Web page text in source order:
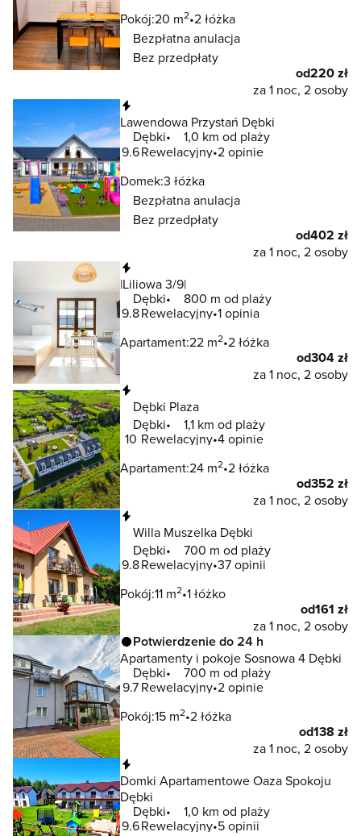
Pokój:20 m2 2 łóżka
Bezpłatna anulacja
Bez przedpłaty
od220 zł
za 1 noc, 2 osoby
Lawendowa Przystań Dębki
Dębki
1,0 km od plaży
9.6Rewelacyjny 2 opinie
Domek:3 łóżka
Bezpłatna anulacja
Bez przedpłaty
od402 zł
za 1 noc, 2 osoby
|Liliowa 3/9|
Dębki
800 m od plaży
9.8Rewelacyjny 1 opinia
Apartament:22 m2 2 łóżka
od304 zł
za 1 noc, 2 osoby
Dębki Plaza
Dębki
1,1 km od plaży
10 Rewelacyjny 4 opinie
Apartament:24 m2 2 łóżka
od352 zł
za 1 noc, 2 osoby
Willa Muszelka Dębki
Dębki
700 m od plaży
9.8Rewelacyjny 37 opinii
Pokój:11 m2 1 łóżko
od161 zł
za 1 noc, 2 osoby
Potwierdzenie do 24 h
Apartamenty i pokoje Sosnowa 4 Dębki
Dębki
700 m od plaży
9.7Rewelacyjny 2 opinie
Pokój:15 m2 2 łóżka
od138 zł
za 1 noc, 2 osoby
Domki Apartamentowe Oaza Spokoju
Dębki
Dębki
1,0 km od plaży
9.6Rewelacyjny 5 opinii